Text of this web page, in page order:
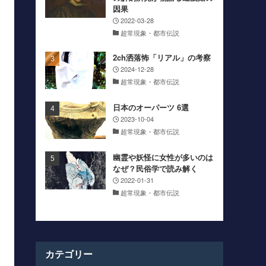
因果
2022-03-28
超常現象・都市伝説
2ch洒落怖「リアル」の考察
2024-12-28
超常現象・都市伝説
日本のオーパーツ 6選
2023-10-04
超常現象・都市伝説
幽霊や妖怪に女性が多いのは
なぜ？民俗学で読み解く
2022-01-31
超常現象・都市伝説
カテゴリー